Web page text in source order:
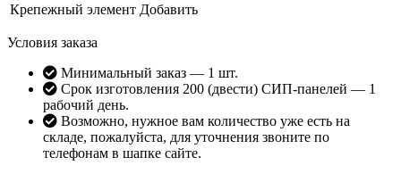
Крепежный элемент Добавить
Условия заказа
Минимальный заказ — 1 шт.
Срок изготовления 200 (двести) СИП-панелей — 1
рабочий день.
Возможно, нужное вам количество уже есть на
складе, пожалуйста, для уточнения звоните по
телефонам в шапке сайте.